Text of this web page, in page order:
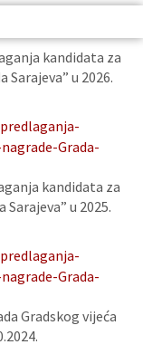
kandidata za
u 2026.
Grada-
kandidata za
u 2025.
Grada-
Gradskog vijeća